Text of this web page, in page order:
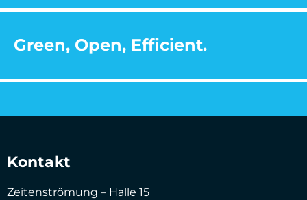
Green, Open, Efficient.
Kontakt
Zeitenströmung – Halle 15